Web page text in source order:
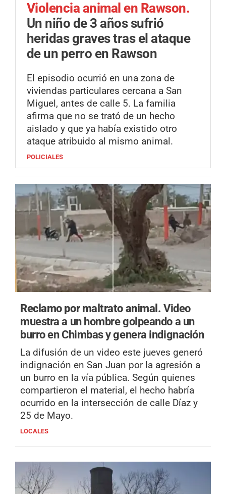
Violencia animal en Rawson.
Un niño de 3 años sufrió
heridas graves tras el ataque
de un perro en Rawson
El episodio ocurrió en una zona de
viviendas particulares cercana a San
Miguel, antes de calle 5. La familia
afirma que no se trató de un hecho
aislado y que ya había existido otro
ataque atribuido al mismo animal.
POLICIALES
Reclamo por maltrato animal.Video
muestra a un hombre golpeando a un
burro en Chimbas y genera indignación
La difusión de un video este jueves generó
indignación en San Juan por la agresión a
un burro en la vía pública. Según quienes
compartieron el material, el hecho habría
ocurrido en la intersección de calle Díaz y
25 de Mayo.
LOCALES